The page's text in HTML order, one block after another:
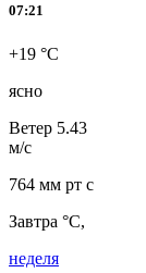
07:21
+19 °C
ясно
Ветер 5.43
м/с
764 мм рт с
Завтра °C,
неделя